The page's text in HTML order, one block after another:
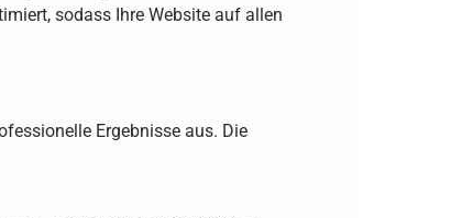
sodass Ihre Website auf allen
Ergebnisse aus. Die